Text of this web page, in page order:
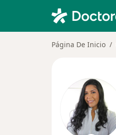
Página De Inicio